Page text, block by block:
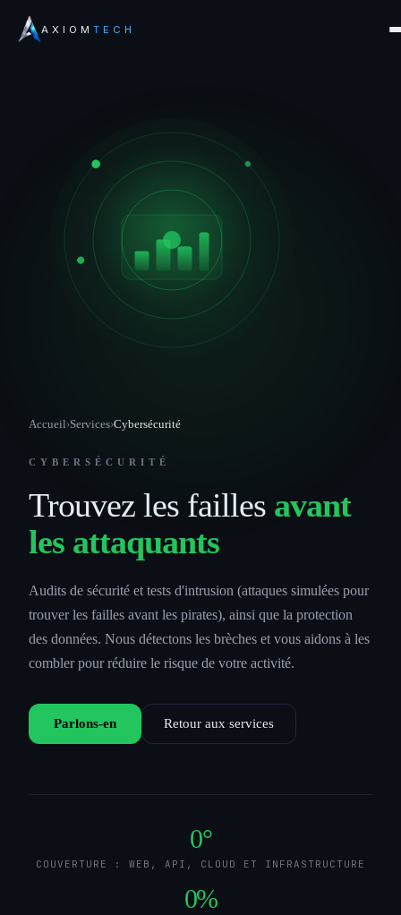
AXIOM TECH
Accueil›Services›Cybersécurité
CYBERSÉCURITÉ
Trouvez les failles avant
les attaquants
Audits de sécurité et tests d'intrusion (attaques simulées pour
trouver les failles avant les pirates), ainsi que la protection
des données. Nous détectons les brèches et vous aidons à les
combler pour réduire le risque de votre activité.
Parlons-en Retour aux services
0°
COUVERTURE : WEB, API, CLOUD ET INFRASTRUCTURE
0%